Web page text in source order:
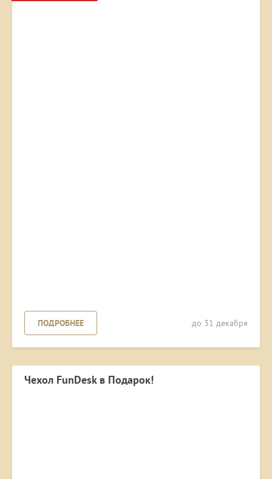
ПОДРОБНЕЕ до 31 декабря
Чехол FunDesk в Подарок!